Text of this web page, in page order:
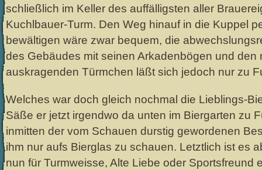
schließlich im Keller des auffälligsten aller
Kuchlbauer-Turm. Den Weg hinauf in die Kuppel
bewältigen wäre zwar bequem, die
des Gebäudes mit seinen Arkadenbögen und den
auskragenden Türmchen läßt sich jedoch nur zu
Welches war doch gleich nochmal die Lieblings-
Säße er jetzt irgendwo da unten im Biergarten zu
inmitten der vom Schauen durstig gewordenen
ihm nur aufs Bierglas zu schauen. Letztlich ist es
nun für Turmweisse, Alte Liebe oder Sportsfreund